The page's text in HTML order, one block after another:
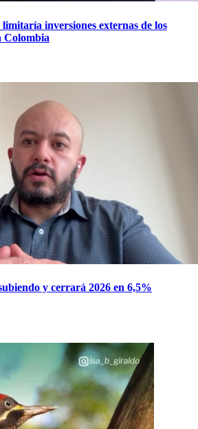
inversiones externas de los
Colombia
y cerrará 2026 en 6,5%